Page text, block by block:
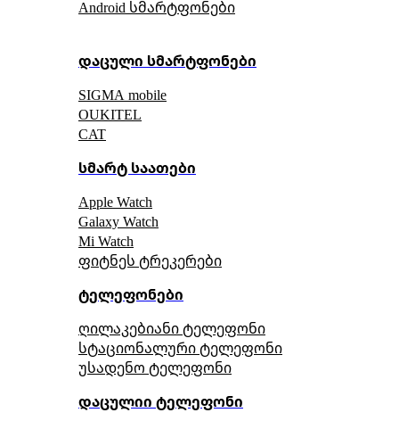
Android სმარტფონები
დაცული სმარტფონები
SIGMA mobile
OUKITEL
CAT
სმარტ საათები
Apple Watch
Galaxy Watch
Mi Watch
ფიტნეს ტრეკერები
ტელეფონები
ღილაკებიანი ტელეფონი
სტაციონალური ტელეფონი
უსადენო ტელეფონი
დაცულიი ტელეფონი